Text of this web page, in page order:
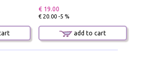
€ 19.00
€ 20.00 -5 %
add to cart